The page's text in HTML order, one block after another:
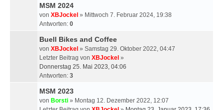
MSM 2024
von XBJockel » Mittwoch 7. Februar 2024, 19:38
Antworten: 0
Buell Bikes and Coffee
von XBJockel » Samstag 29. Oktober 2022, 04:47
Letzter Beitrag von XBJockel »
Donnerstag 25. Mai 2023, 04:06
Antworten: 3
MSM 2023
von Borsti » Montag 12. Dezember 2022, 12:07